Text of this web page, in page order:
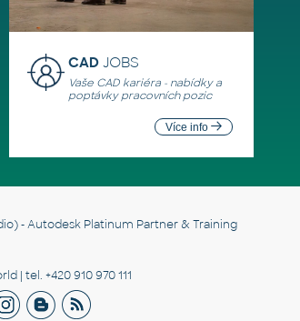
CADJOBS
Vaše CAD kariéra - nabídky a
poptávky pracovních pozic
Více info
- Autodesk Platinum Partner & Training
| tel. +420 910 970 111